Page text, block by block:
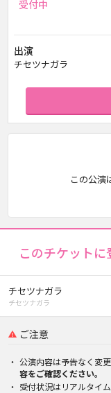
受付中
出演
チセツナガラ
この公演
このチケット
チセツナガラ
チセツナガラ
ご注意
公演内容は予告なく変
容をご確認ください。
受付状況はリアルタイ